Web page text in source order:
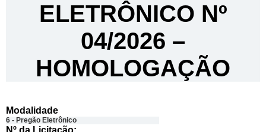
ELETRÔNICO Nº
04/2026 –
HOMOLOGAÇÃO
Modalidade
6 - Pregão Eletrônico
Nº da Licitação: ​​